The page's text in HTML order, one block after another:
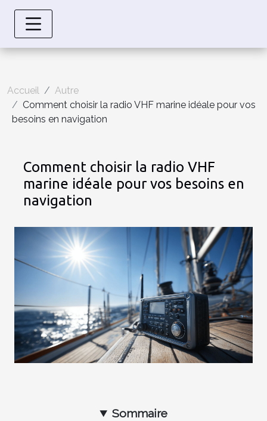
Accueil
Autre
Comment choisir la radio VHF marine idéale pour vos
besoins en navigation
Comment choisir la radio VHF
marine idéale pour vos besoins en
navigation
Sommaire